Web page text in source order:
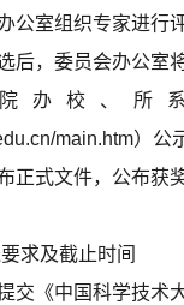
公室组织专家进行
后，委员会办公室
办校、所
main.htm）公
正式文件，公布获
求及截止时间
交《中国科学技术